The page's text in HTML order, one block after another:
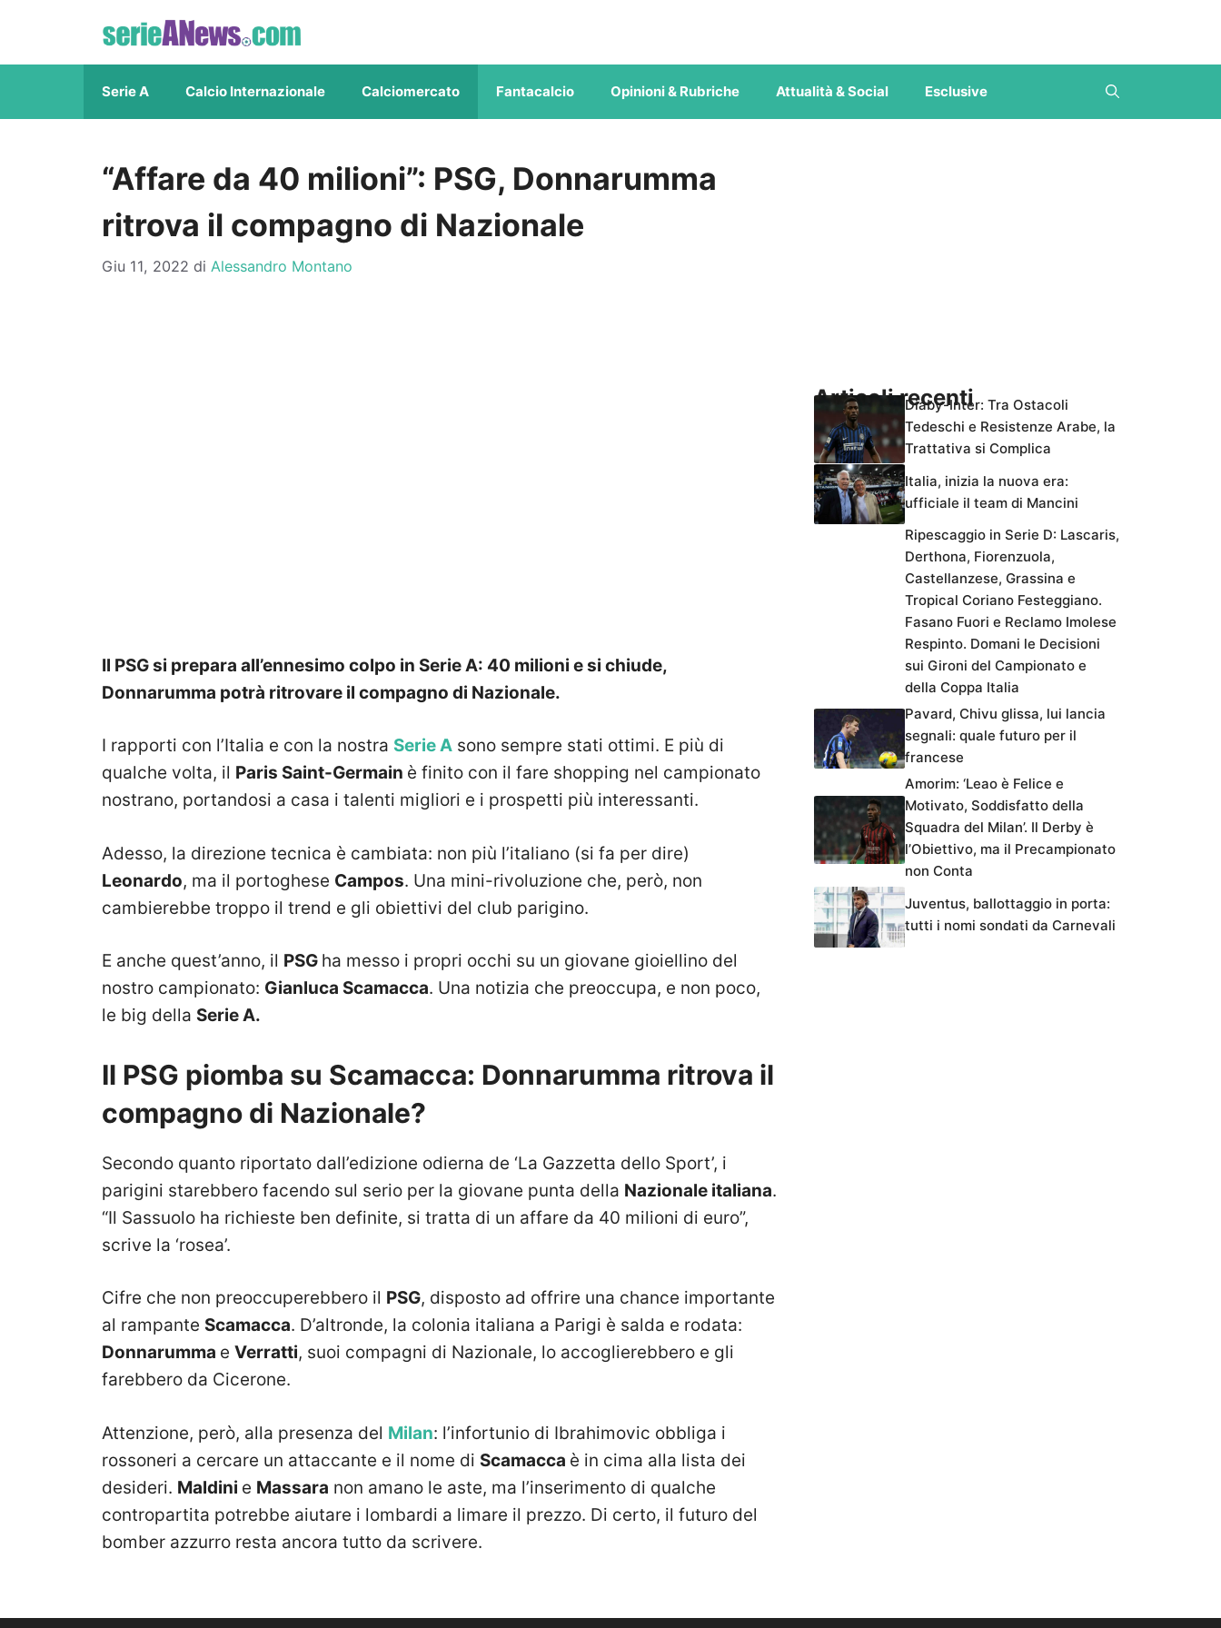
contenuto
Serie A Calcio Internazionale Calciomercato Fantacalcio Opinioni & Rubriche Attualità & Social Esclusive
“Affare da 40 milioni”: PSG, Donnarumma
ritrova il compagno di Nazionale
Giu 11, 2022 di Alessandro Montano
Il PSG si prepara all’ennesimo colpo in Serie A: 40 milioni e si chiude,
Donnarumma potrà ritrovare il compagno di Nazionale.
I rapporti con l’Italia e con la nostra Serie A sono sempre stati ottimi. E più di
qualche volta, il Paris Saint-Germain è finito con il fare shopping nel campionato
nostrano, portandosi a casa i talenti migliori e i prospetti più interessanti.
Adesso, la direzione tecnica è cambiata: non più l’italiano (si fa per dire)
Leonardo, ma il portoghese Campos. Una mini-rivoluzione che, però, non
cambierebbe troppo il trend e gli obiettivi del club parigino.
E anche quest’anno, il PSG ha messo i propri occhi su un giovane gioiellino del
nostro campionato: Gianluca Scamacca. Una notizia che preoccupa, e non poco,
le big della Serie A.
Il PSG piomba su Scamacca: Donnarumma ritrova il
compagno di Nazionale?
Secondo quanto riportato dall’edizione odierna de ‘La Gazzetta dello Sport’, i
parigini starebbero facendo sul serio per la giovane punta della Nazionale italiana.
“Il Sassuolo ha richieste ben definite, si tratta di un affare da 40 milioni di euro”,
scrive la ‘rosea’.
Cifre che non preoccuperebbero il PSG, disposto ad offrire una chance importante
al rampante Scamacca. D’altronde, la colonia italiana a Parigi è salda e rodata:
Donnarumma e Verratti, suoi compagni di Nazionale, lo accoglierebbero e gli
farebbero da Cicerone.
Attenzione, però, alla presenza del Milan: l’infortunio di Ibrahimovic obbliga i
rossoneri a cercare un attaccante e il nome di Scamacca è in cima alla lista dei
desideri. Maldini e Massara non amano le aste, ma l’inserimento di qualche
contropartita potrebbe aiutare i lombardi a limare il prezzo. Di certo, il futuro del
bomber azzurro resta ancora tutto da scrivere.
Articoli recentiDiaby-Inter: Tra Ostacoli
Tedeschi e Resistenze Arabe, la
Trattativa si Complica
Italia, inizia la nuova era:
ufficiale il team di Mancini
Ripescaggio in Serie D: Lascaris,
Derthona, Fiorenzuola,
Castellanzese, Grassina e
Tropical Coriano Festeggiano.
Fasano Fuori e Reclamo Imolese
Respinto. Domani le Decisioni
sui Gironi del Campionato e
della Coppa Italia
Pavard, Chivu glissa, lui lancia
segnali: quale futuro per il
francese
Amorim: ‘Leao è Felice e
Motivato, Soddisfatto della
Squadra del Milan’. Il Derby è
l’Obiettivo, ma il Precampionato
non Conta
Juventus, ballottaggio in porta:
tutti i nomi sondati da Carnevali